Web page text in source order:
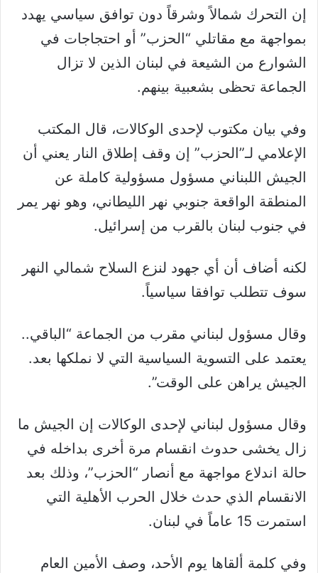
إن التحرك شمالاً وشرقاً دون توافق سياسي يهدد
بمواجهة مع مقاتلي “الحزب” أو احتجاجات في
الشوارع من الشيعة في لبنان الذين لا تزال
الجماعة تحظى بشعبية بينهم.
وفي بيان مكتوب لإحدى الوكالات، قال المكتب
الإعلامي لـ”الحزب” إن وقف إطلاق النار يعني أن
الجيش اللبناني مسؤول مسؤولية كاملة عن
المنطقة الواقعة جنوبي نهر الليطاني، وهو نهر يمر
في جنوب لبنان بالقرب من إسرائيل.
لكنه أضاف أن أي جهود لنزع السلاح شمالي النهر
سوف تتطلب توافقا سياسياً.
وقال مسؤول لبناني مقرب من الجماعة “الباقي..
يعتمد على التسوية السياسية التي لا نملكها بعد.
الجيش يراهن على الوقت”.
وقال مسؤول لبناني لإحدى الوكالات إن الجيش ما
زال يخشى حدوث انقسام مرة أخرى بداخله في
حالة اندلاع مواجهة مع أنصار “الحزب”، وذلك بعد
الانقسام الذي حدث خلال الحرب الأهلية التي
استمرت 15 عاماً في لبنان.
وفي كلمة ألقاها يوم الأحد، وصف الأمين العام